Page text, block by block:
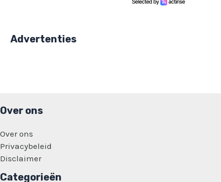
Advertenties
Over ons
Over ons
Privacybeleid
Disclaimer
Categorieën